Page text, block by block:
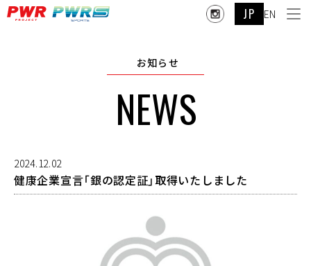
EN
JP
お知らせ
NEWS
2024.12.02
健康企業宣言「銀の認定証」取得いたしました